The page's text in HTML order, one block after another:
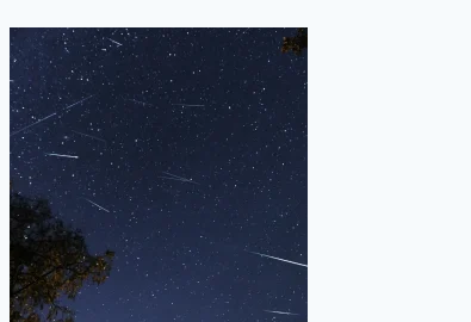
Les coûts énormes pour élever
un enfant en Chine
Antoine 24 février 2024